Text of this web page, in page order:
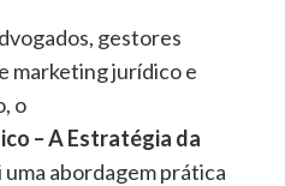
gestores
marketing jurídico e
o
– A Estratégia da
uma abordagem prática